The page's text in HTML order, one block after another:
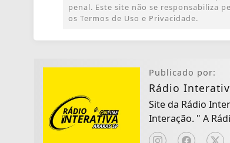
penal. Este site não se responsabiliza
os Termos de Uso e Privacidade.
Publicado por:
Rádio
Site da Rádio